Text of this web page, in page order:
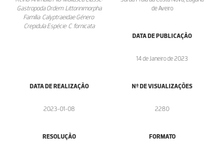
Gastropoda Ordem: Littorinimorpha
Família: Calyptraeidae Género:
Crepidula Espécie: C. fornicata
de Aveiro
DATA DE PUBLICAÇÃO
14 de Janeiro de 2023
DATA DE REALIZAÇÃO
2023-01-08
Nº DE VISUALIZAÇÕES
2280
RESOLUÇÃO FORMATO